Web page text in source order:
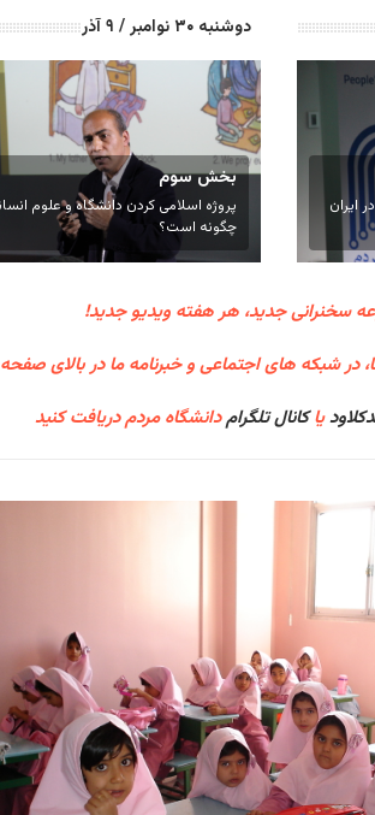
دوشنبه ۳۰ نوامبر / ۹ آذر
بخش سوم
پروژه اسلامی کردن دانشگاه و علوم
چگونه است؟
ایران
سخنرانی جدید، هر هفته ویدیو جدید!
در شبکه های اجتماعی و خبرنامه ما در بالای
یاکانال تلگرامدانشگاه مردم دریافت کنید